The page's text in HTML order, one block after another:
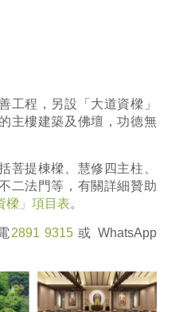
工程，另設「大道資樑」
主樓建築及佛壇，功德無
菩提棟樑、慧修四主柱、
二法門等，有關詳細贊助
樑」項目表。
2891 9315 或 WhatsApp